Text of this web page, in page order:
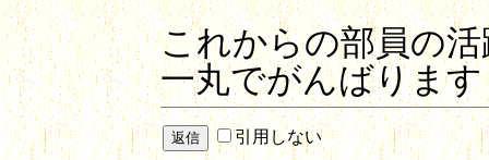
これからの部員の
一丸でがんばりま
引用しない